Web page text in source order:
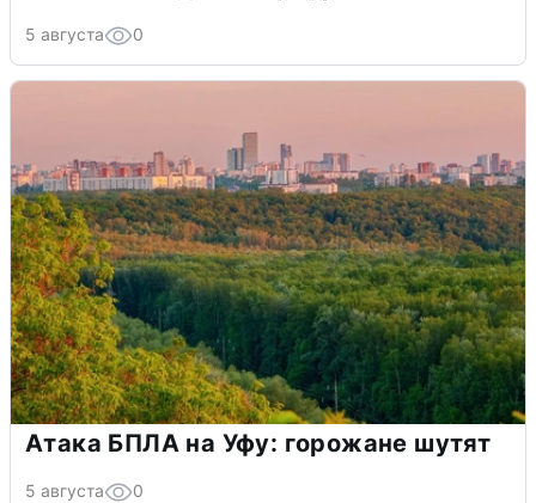
5 августа 0
Атака БПЛА на Уфу: горожане шутят
5 августа 0